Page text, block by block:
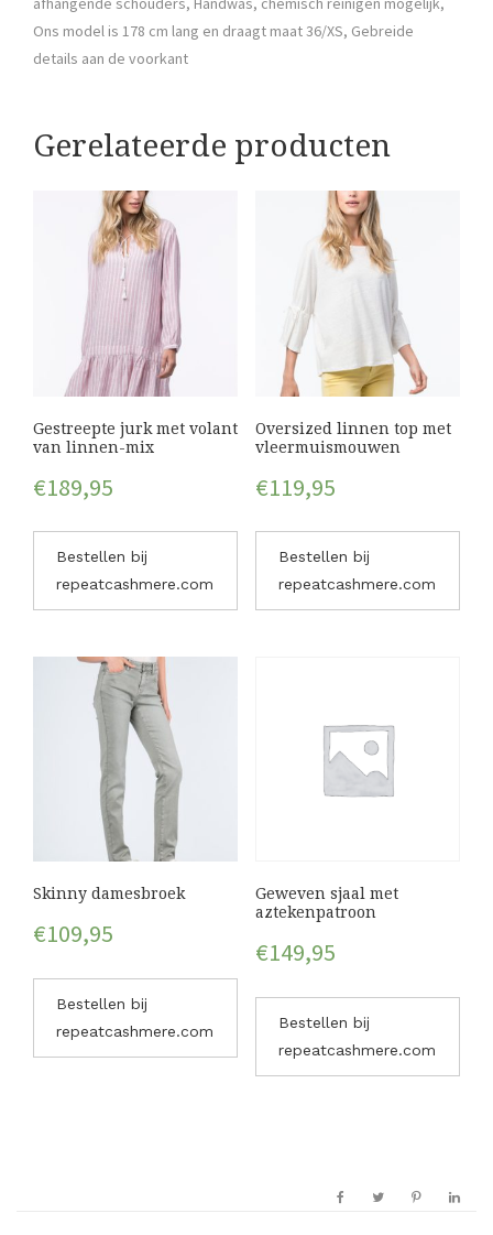
Ons model is 178 cm lang en draagt maat 36/XS, Gebreide
details aan de voorkant
Gerelateerde producten
Gestreepte jurk met volant
van linnen-mix
€189,95
Bestellen bij
repeatcashmere.com
Oversized linnen top met
vleermuismouwen
€119,95
Bestellen bij
repeatcashmere.com
Skinny damesbroek
€109,95
Bestellen bij
repeatcashmere.com
Geweven sjaal met
aztekenpatroon
€149,95
Bestellen bij
repeatcashmere.com